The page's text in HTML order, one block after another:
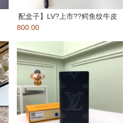
配盒子】LV?上市??鳄鱼纹牛皮
（银色五金）優質的手包，原單
800.00